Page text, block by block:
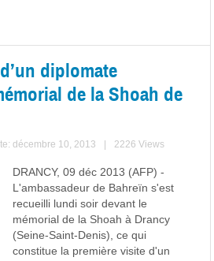
diplomate
de la Shoah de
décembre 10, 2013 2226 Views
DRANCY, 09 déc 2013 (AFP) -
L'ambassadeur de Bahreïn s'est
recueilli lundi soir devant le
mémorial de la Shoah à Drancy
(Seine-Saint-Denis), ce qui
constitue la première visite d'un